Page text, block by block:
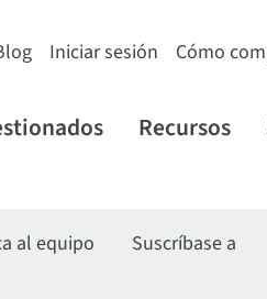
Iniciar sesión Cómo
Recursos
al equipo Suscríbase a